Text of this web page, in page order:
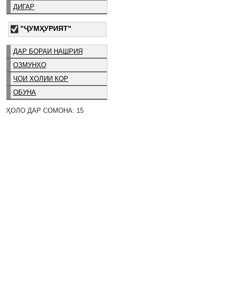
ДИГАР
"ҶУМҲУРИЯТ"
ДАР БОРАИ НАШРИЯ
ОЗМУНҲО
ҶОИ ХОЛИИ КОР
ОБУНА
ҲОЛО ДАР СОМОНА: 15